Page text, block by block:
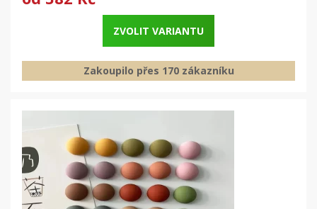
ZVOLIT VARIANTU
Zakoupilo přes 170 zákazníku